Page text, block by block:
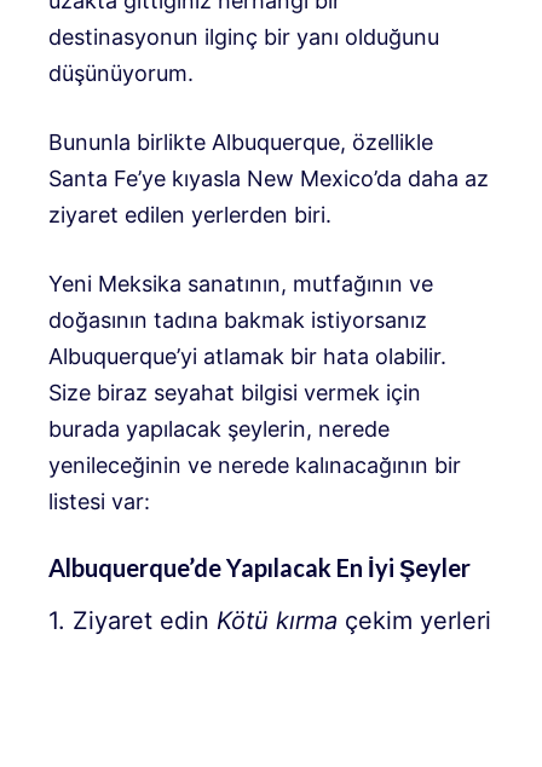
destinasyonun ilginç bir yanı olduğunu
düşünüyorum.
Bununla birlikte Albuquerque, özellikle
Santa Fe’ye kıyasla New Mexico’da daha az
ziyaret edilen yerlerden biri.
Yeni Meksika sanatının, mutfağının ve
doğasının tadına bakmak istiyorsanız
Albuquerque’yi atlamak bir hata olabilir.
Size biraz seyahat bilgisi vermek için
burada yapılacak şeylerin, nerede
yenileceğinin ve nerede kalınacağının bir
listesi var:
Albuquerque’de Yapılacak En İyi Şeyler
1. Ziyaret edin Kötü kırma çekim yerleri